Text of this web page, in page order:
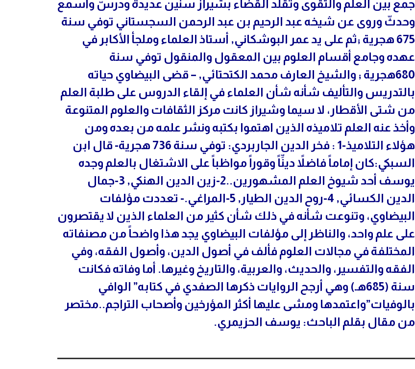
جمع بين العلم والتقوى وتقلّد القضاء بشيراز سنين عديدة ودرسّ وأسمع
وحدثّ وروى عن شيخه عبد الرحيم بن عبد الرحمن السجستاني توفي سنة
675 هجرية ;ثم على يد عمر البوشكاني, أستاذ العلماء وملجأ الأكابر في
عهده وجامع أقسام العلوم بين المعقول والمنقول توفي سنة
680هجرية ; والشيخ العارف محمد الكتحتائي, – قضى البيضاوي حياته
بالتدريس والتأليف شأنه شأن العلماء في إلقاء الدروس على طلبة العلم
من شتى الأقطار، لا سيما وشيراز كانت مركز الثقافات والعلوم المتنوعة
وأخذ عنه العلم تلاميذه الذين اهتموا بكتبه ونشر علمه من بعده ومن
هؤلاء التلاميذ-1 : فخر الدين الجاربردي: توفي سنة 736 هجرية- قال ابن
السبكي:كان إماماً فاضلاً دينِّاً وقوراً مواظباً على الاشتغال بالعلم وجده
يوسف أحد شيوخ العلم المشهورين..2-زين الدين الهنكي, 3-جمال
الدين الكسائي, 4-روح الدين الطيار, 5-المراغي.- تعددت مؤلفات
البيضاوي، وتنوعت شأنه في ذلك شأن كثير من العلماء الذين لا يقتصرون
على علم واحد، والناظر إلى مؤلفات البيضاوي يجد هذا واضحاً من مصنفاته
المختلفة في مجالات العلوم فألف في أصول الدين، وأصول الفقه، وفي
الفقه والتفسير، والحديث، والعربية، والتاريخ وغيرها. أما وفاته فكانت
سنة (685هـ) وهي أرجح الروايات ذكرها الصفدي في كتابه” الوافي
بالوفيات”واعتمدها ومشى عليها أكثر المؤرخين وأصحاب التراجم..مختصر
من مقال بقلم الباحث: يوسف الحزيمري.